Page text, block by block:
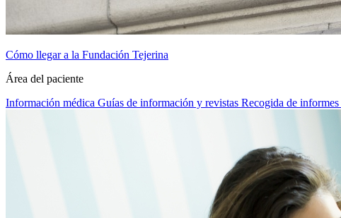
Cómo llegar a la Fundación Tejerina
Área del paciente
Información médica Guías de información y revistas Recogida de informes